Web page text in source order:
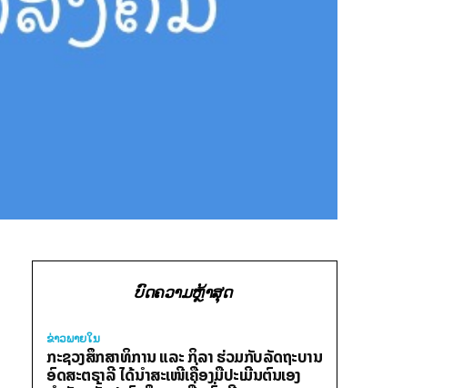
ບົດຄວາມຫຼ້າສຸດ
ຂ່າວພາຍ​ໃນ
ກະຊວງສຶກສາທິການ ແລະ ກິລາ ຮ່ວມກັບລັດຖະບານ
ອົດສະຕຣາລີ ໄດ້ນຳສະເໜີເຄື່ອງມືປະເມີນຕົນເອງ